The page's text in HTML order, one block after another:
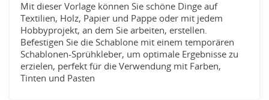
Mit dieser Vorlage können Sie schöne Dinge auf
Textilien, Holz, Papier und Pappe oder mit jedem
Hobbyprojekt, an dem Sie arbeiten, erstellen.
Befestigen Sie die Schablone mit einem temporären
Schablonen-Sprühkleber, um optimale Ergebnisse zu
erzielen, perfekt für die Verwendung mit Farben,
Tinten und Pasten